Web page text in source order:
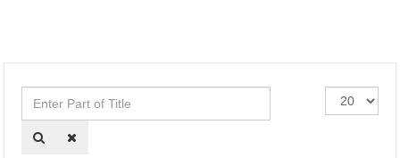
Enter
Part
of
Hiển
thị